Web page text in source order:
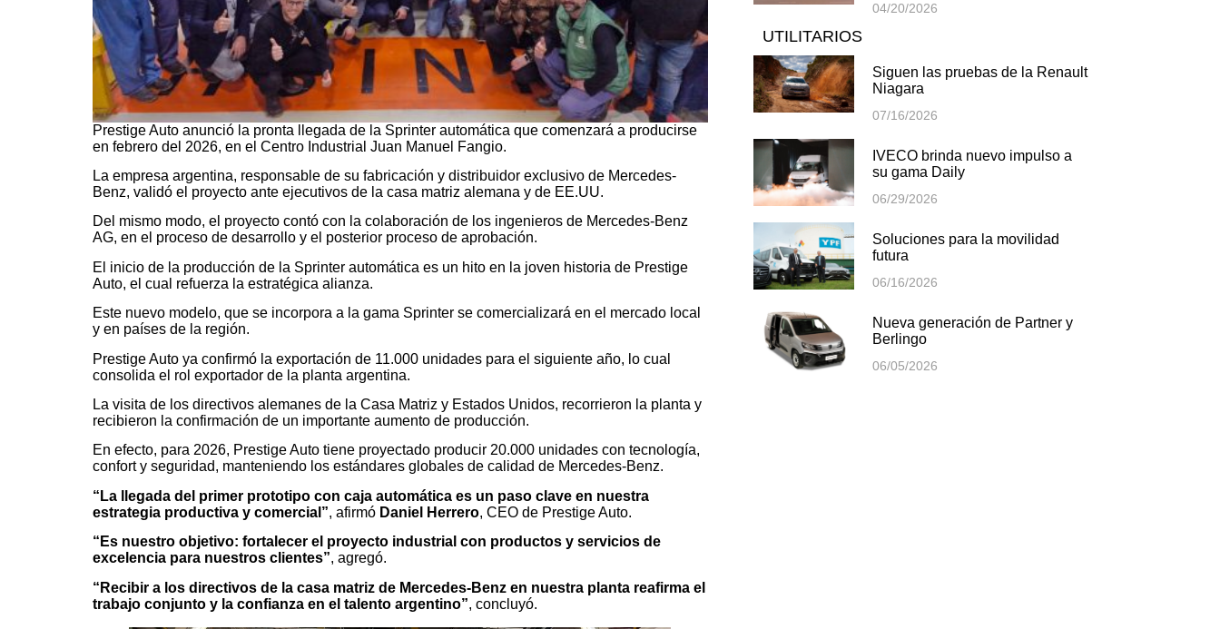
Prestige Auto anunció la pronta llegada de la Sprinter automática que comenzará a producirse
en febrero del 2026, en el Centro Industrial Juan Manuel Fangio.
La empresa argentina, responsable de su fabricación y distribuidor exclusivo de Mercedes-
Benz, validó el proyecto ante ejecutivos de la casa matriz alemana y de EE.UU.
Del mismo modo, el proyecto contó con la colaboración de los ingenieros de Mercedes-Benz
AG, en el proceso de desarrollo y el posterior proceso de aprobación.
El inicio de la producción de la Sprinter automática es un hito en la joven historia de Prestige
Auto, el cual refuerza la estratégica alianza.
Este nuevo modelo, que se incorpora a la gama Sprinter se comercializará en el mercado local
y en países de la región.
Prestige Auto ya confirmó la exportación de 11.000 unidades para el siguiente año, lo cual
consolida el rol exportador de la planta argentina.
La visita de los directivos alemanes de la Casa Matriz y Estados Unidos, recorrieron la planta y
recibieron la confirmación de un importante aumento de producción.
En efecto, para 2026, Prestige Auto tiene proyectado producir 20.000 unidades con tecnología,
confort y seguridad, manteniendo los estándares globales de calidad de Mercedes-Benz.
“La llegada del primer prototipo con caja automática es un paso clave en nuestra
estrategia productiva y comercial”, afirmó Daniel Herrero, CEO de Prestige Auto.
“Es nuestro objetivo: fortalecer el proyecto industrial con productos y servicios de
excelencia para nuestros clientes”, agregó.
“Recibir a los directivos de la casa matriz de Mercedes-Benz en nuestra planta reafirma el
trabajo conjunto y la confianza en el talento argentino”, concluyó.
04/20/2026
UTILITARIOS
Siguen las pruebas de la Renault
Niagara
07/16/2026
IVECO brinda nuevo impulso a
su gama Daily
06/29/2026
Soluciones para la movilidad
futura
06/16/2026
Nueva generación de Partner y
Berlingo
06/05/2026